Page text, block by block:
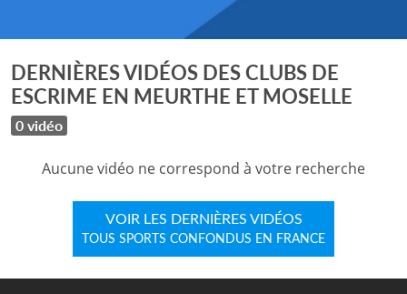
DERNIÈRES VIDÉOS DES CLUBS DE
ESCRIME EN MEURTHE ET MOSELLE
0 vidéo
Aucune vidéo ne correspond à votre recherche
VOIR LES DERNIÈRES VIDÉOS
TOUS SPORTS CONFONDUS EN FRANCE